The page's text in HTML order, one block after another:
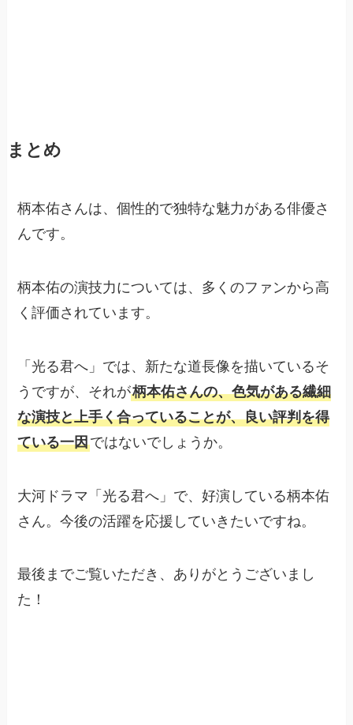
まとめ
柄本佑さんは、個性的で独特な魅力がある俳優さ
んです。
柄本佑の演技力については、多くのファンから高
く評価されています。
「光る君へ」では、新たな道長像を描いているそ
うですが、それが柄本佑さんの、色気がある繊細
な演技と上手く合っていることが、良い評判を得
ている一因ではないでしょうか。
大河ドラマ「光る君へ」で、好演している柄本佑
さん。今後の活躍を応援していきたいですね。
最後までご覧いただき、ありがとうございまし
た！